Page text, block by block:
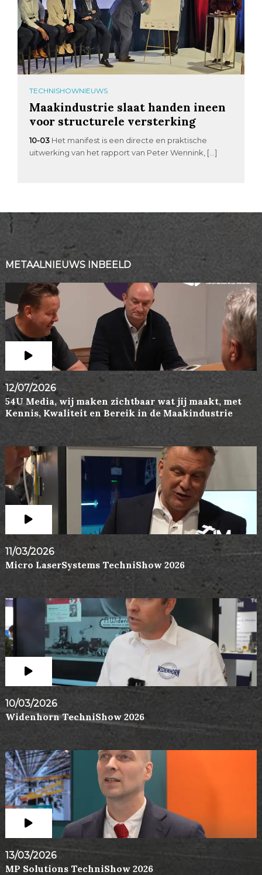
TECHNISHOWNIEUWS
Maakindustrie slaat handen ineen
voor structurele versterking
10-03 Het manifest is een directe en praktische
uitwerking van het rapport van Peter Wennink, […]
METAALNIEUWS INBEELD
12/07/2026
54U Media, wij maken zichtbaar wat jij maakt, met
Kennis, Kwaliteit en Bereik in de Maakindustrie
11/03/2026
Micro LaserSystems TechniShow 2026
10/03/2026
Widenhorn TechniShow 2026
13/03/2026
MP Solutions TechniShow 2026